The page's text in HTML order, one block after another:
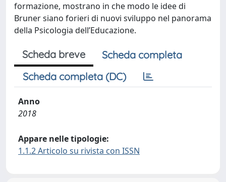
formazione, mostrano in che modo le idee di
Bruner siano forieri di nuovi sviluppo nel panorama
della Psicologia dell’Educazione.
Scheda breve
Scheda completa
Scheda completa (DC)
Anno
2018
Appare nelle tipologie:
1.1.2 Articolo su rivista con ISSN